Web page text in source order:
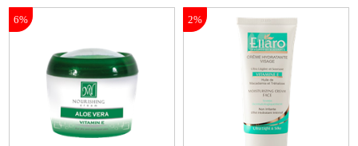
2%
6%